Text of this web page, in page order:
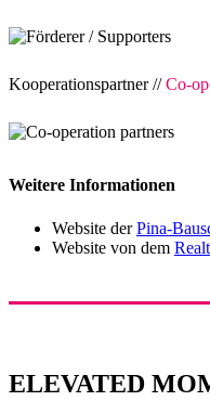
Kooperationspartner //Co-
Weitere Informationen
Website derPina-
Website von dem
ELEVATED